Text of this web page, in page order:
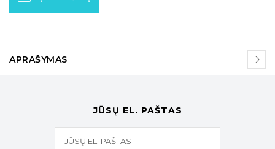
APRAŠYMAS
JŪSŲ EL. PAŠTAS